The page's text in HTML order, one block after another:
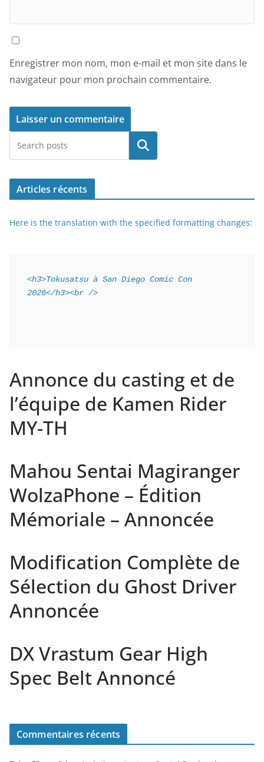
Enregistrer mon nom, mon e-mail et mon site dans le
navigateur pour mon prochain commentaire.
Rechercher
Articles récents
Here is the translation with the specified formatting changes:
<h3>Tokusatsu à San Diego Comic Con
2026</h3><br />
Annonce du casting et de
l’équipe de Kamen Rider
MY-TH
Mahou Sentai Magiranger
WolzaPhone – Édition
Mémoriale – Annoncée
Modification Complète de
Sélection du Ghost Driver
Annoncée
DX Vrastum Gear High
Spec Belt Annoncé
Commentaires récents